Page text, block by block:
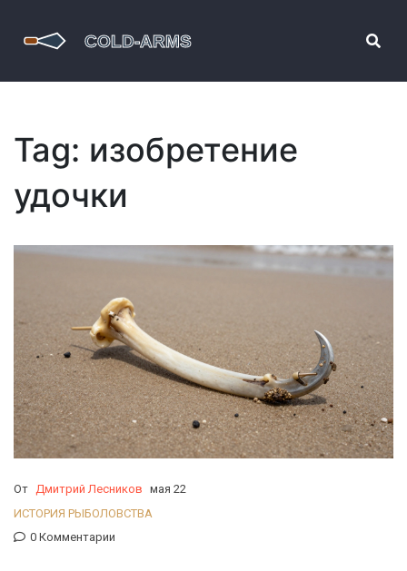
Tag: изобретение
удочки
От Дмитрий Лесников мая 22
ИСТОРИЯ РЫБОЛОВСТВА
0 Комментарии